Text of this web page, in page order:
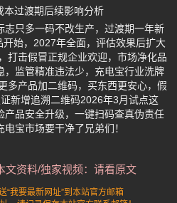
本过渡期后续影响分析
只多一码不改生产，过渡期一年新
开始，2027年全面，评估效果后扩大
打击假冒正规企业欢迎，市场净化品
，监管精准违法少，充电宝行业洗牌
多产品加二维码，买东西更安心，假
新增追溯二维码2026年3月试点这
产品安全升级，一键扫码查真伪责任
宝市场要干净了兄弟们！
文资料/独家视频：请看原文
“我要最新网址”到本站官方邮箱